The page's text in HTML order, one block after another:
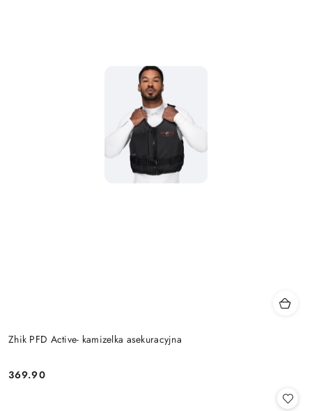
Zhik PFD Active- kamizelka asekuracyjna
Cena:
369.90